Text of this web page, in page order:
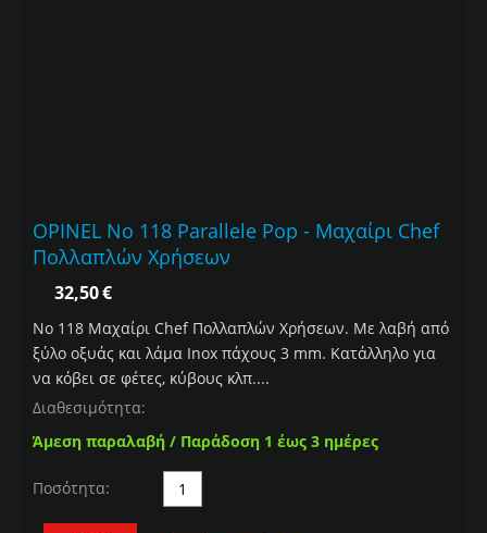
OPINEL No 118 Parallele Pop - Mαχαίρι Chef
Πολλαπλών Χρήσεων
32,50€
Νο 118 Mαχαίρι Chef Πολλαπλών Χρήσεων. Mε λαβή από
ξύλο οξυάς και λάμα Inox πάχους 3 mm. Κατάλληλο για
να κόβει σε φέτες, κύβους κλπ....
Διαθεσιμότητα:
Άμεση παραλαβή / Παράδοση 1 έως 3 ημέρες
Ποσότητα: